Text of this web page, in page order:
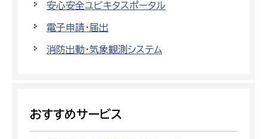
安心安全ユビキタスポータル
電子申請・届出
消防出動・気象観測システム
おすすめサービス